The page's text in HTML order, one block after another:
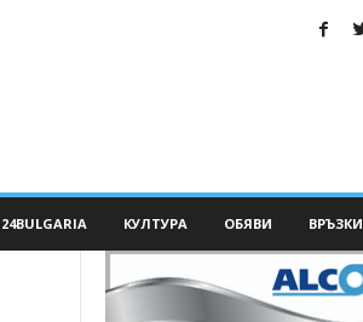
24BULGARIA КУЛТУРА ОБЯВИ ВРЪЗКИ